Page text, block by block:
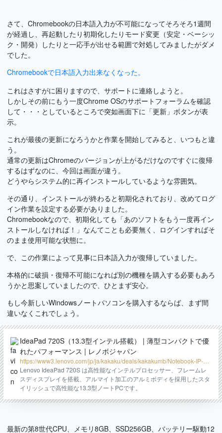
さて、Chromebookの日本語入力が不可能になってそろそろ1週間
が経過し、再起動したり初期化したりモード変更（安定・ベーシッ
ク・開発）したりと一応手が出せる範囲で対処してみましたがダメ
でした。
Chromebookで日本語入力出来なくなった。
これはさすがに困りますので、サポートに連絡しようと。
しかしその前にもう一度Chrome OSのサポートフォーラムを確認
して・・・としているところで突如画面下に「更新」ボタンが表
示。
これが最後の更新になろうかと作業を開始してみると、いつもと違
う。
通常の更新はChromeのバージョンが上がるだけなのですぐに復帰
するはずなのに、今回は画面が違う。
どうやらシステム的に再インストールしているような雰囲気。
その通り、インストールが終わると初期化されており、改めてログ
イン作業を設定する必要がありました。
Chromebookなので、初期化しても「あのソフトをもう一度再イン
ストールしなければ！」なんてことも必要無く、ログインすればそ
のまま使用可能な状態に。
で、この作業によって見事に日本語入力が復帰していました。
本格的に破損・復帰不可能になれば別の機種を購入する必要もあろ
うかと思案していましたので、ひとまず安心。
もし今新しいWindowsノートパソコンを購入するならば、まず間
違いなくこれでしょう。
IdeaPad 720S（13.3型インテル搭載） | 薄型コンパクトで優
れたパフォーマンス | レノボジャパン
https://www3.lenovo.com/jp/ja/kakaku/deals/kakakumb/Notebook-IP-72
0S-13IKB-I3-4G-256G-10H/p/81A8006DJP
Lenovo IdeaPad 720S は高性能なインテルプロセッサー、フレームレ
スディスプレイを搭載、アルマイト加工のアルミボディを採用したスタ
イリッシュで高性能な13.3型ノートPCです。
最新の第8世代CPU、メモリ8GB、SSD256GB、バッテリー駆動12